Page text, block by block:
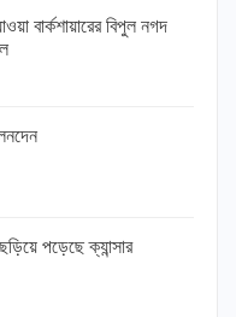
বার্কশায়ারের বিপুল নগদ
পড়েছে ক্যান্সার